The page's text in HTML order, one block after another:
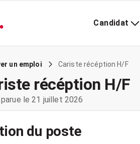
Candidat
un emploi Cariste récéption H/F
récéption H/F
le 21 juillet 2026
du poste